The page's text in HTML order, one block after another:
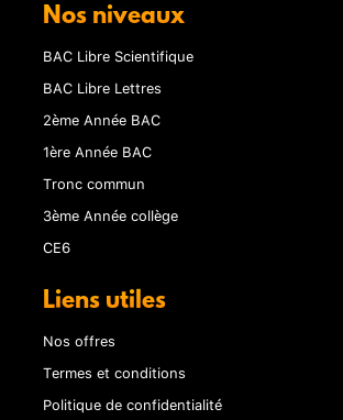
Nos niveaux
BAC Libre Scientifique
BAC Libre Lettres
2ème Année BAC
1ère Année BAC
Tronc commun
3ème Année collège
CE6
Liens utiles
Nos offres
Termes et conditions
Politique de confidentialité